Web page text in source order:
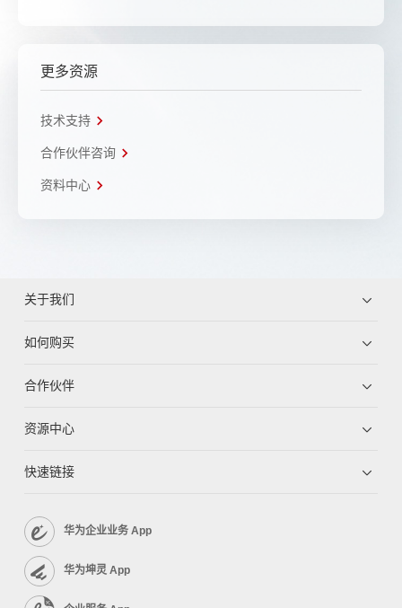
更多资源
技术支持
合作伙伴咨询
资料中心
关于我们
如何购买
合作伙伴
资源中心
快速链接
华为企业业务 App
华为坤灵 App